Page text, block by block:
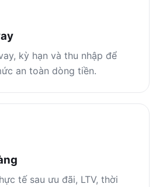
kỳ hạn và thu nhập để
an toàn dòng tiền.
tế sau ưu đãi, LTV, thời